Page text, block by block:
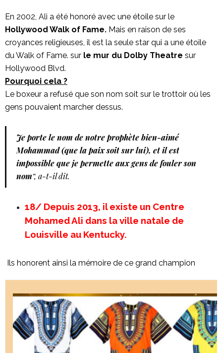
En 2002, Ali a été honoré avec une étoile sur le
Hollywood Walk of Fame. Mais en raison de ses
croyances religieuses, il est la seule star qui a une étoile
du Walk of Fame. sur le mur du Dolby Theatre sur
Hollywood Blvd.
Pourquoi cela ?
Le boxeur a refusé que son nom soit sur le trottoir où les
gens pouvaient marcher dessus.
Je porte le nom de notre prophète bien-aimé
Mohammad (que la paix soit sur lui), et il est
impossible que je permette aux gens de fouler son
nom“, a-t-il dit.
18/ Depuis 2013, il existe un Centre
Mohamed Ali dans la ville natale de
Louisville au Kentucky.
Ils honorent ainsi la mémoire de ce grand champion